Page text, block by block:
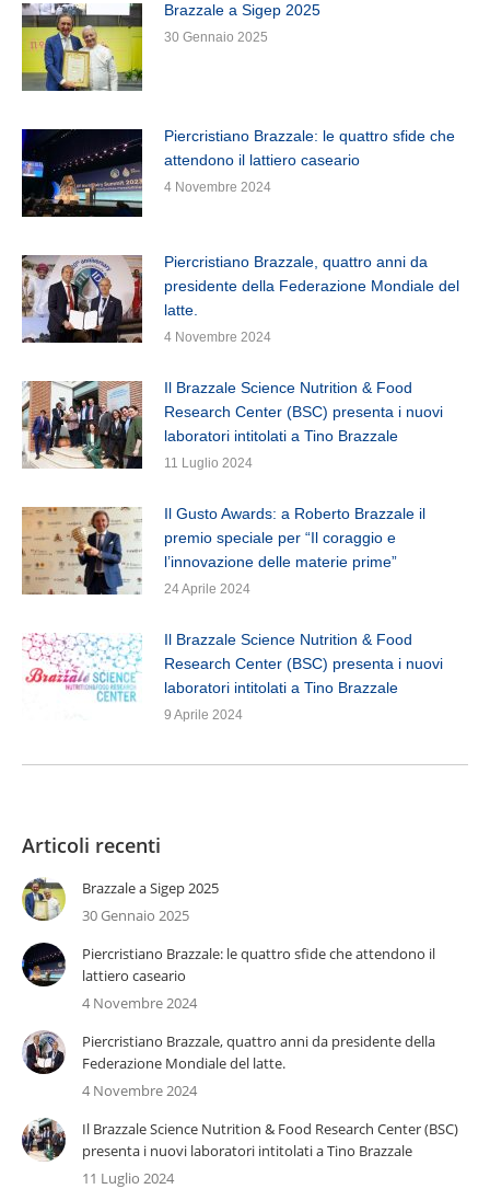
Brazzale a Sigep 2025
30 Gennaio 2025
Piercristiano Brazzale: le quattro sfide che
attendono il lattiero caseario
4 Novembre 2024
Piercristiano Brazzale, quattro anni da
presidente della Federazione Mondiale del
latte.
4 Novembre 2024
Il Brazzale Science Nutrition & Food
Research Center (BSC) presenta i nuovi
laboratori intitolati a Tino Brazzale
11 Luglio 2024
Il Gusto Awards: a Roberto Brazzale il
premio speciale per “Il coraggio e
l’innovazione delle materie prime”
24 Aprile 2024
Il Brazzale Science Nutrition & Food
Research Center (BSC) presenta i nuovi
laboratori intitolati a Tino Brazzale
9 Aprile 2024
Articoli recenti
Brazzale a Sigep 2025
30 Gennaio 2025
Piercristiano Brazzale: le quattro sfide che attendono il
lattiero caseario
4 Novembre 2024
Piercristiano Brazzale, quattro anni da presidente della
Federazione Mondiale del latte.
4 Novembre 2024
Il Brazzale Science Nutrition & Food Research Center (BSC)
presenta i nuovi laboratori intitolati a Tino Brazzale
11 Luglio 2024